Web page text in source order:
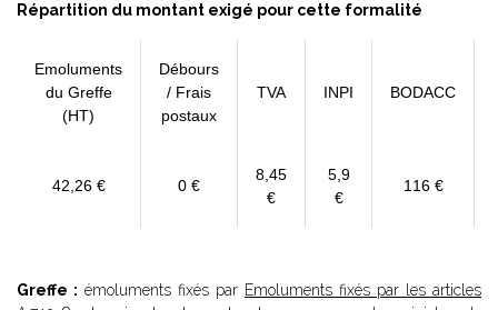
Répartition du montant exigé pour cette formalité
Emoluments
du Greffe
(HT)
Débours
/ Frais
postaux
TVA INPI BODACC
42,26 € 0 €
8,45
€
5,9
€
116 €
Greffe : émoluments fixés par Emoluments fixés par les articles